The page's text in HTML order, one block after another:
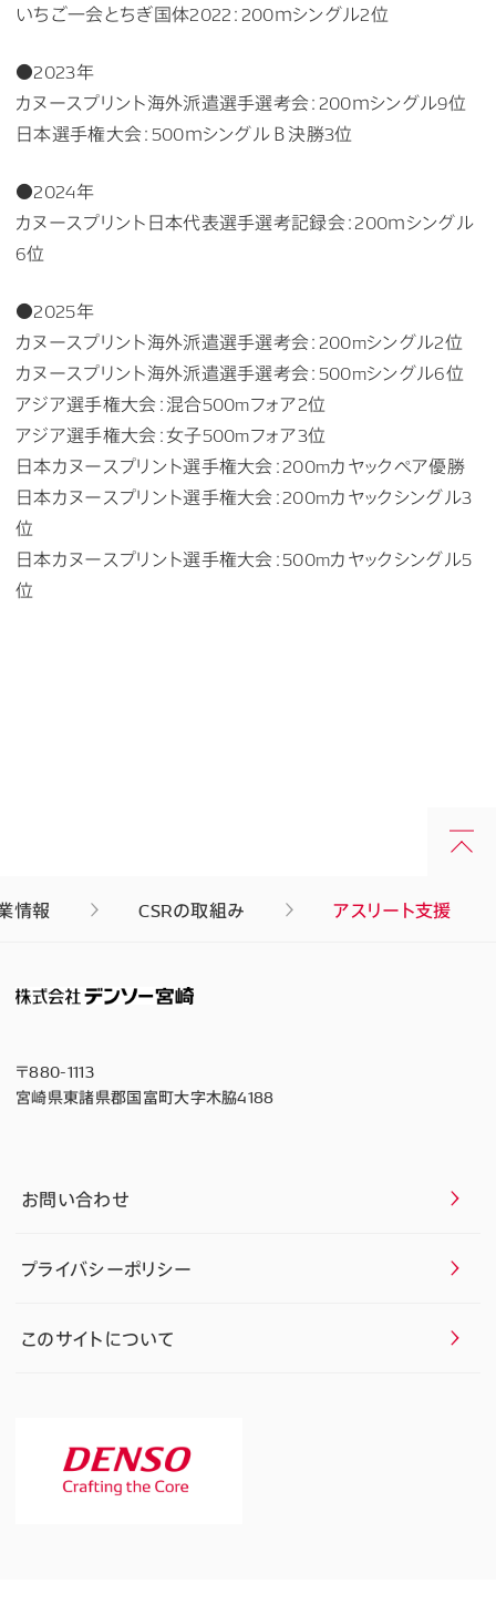
いちご一会とちぎ国体2022：200ｍシングル2位
●2023年
カヌースプリント海外派遣選手選考会：200ｍシングル9位
日本選手権大会：500ｍシングルＢ決勝3位
●2024年
カヌースプリント日本代表選手選考記録会：200ｍシングル
6位
●2025年
カヌースプリント海外派遣選手選考会：200mシングル2位
カヌースプリント海外派遣選手選考会：500mシングル6位
アジア選手権大会：混合500mフォア2位
アジア選手権大会：女子500mフォア3位
日本カヌースプリント選手権大会：200mカヤックペア優勝
日本カヌースプリント選手権大会：200mカヤックシングル3
位
日本カヌースプリント選手権大会：500mカヤックシングル5
位
情報 CSRの取組み アスリート支援
〒880-1113
宮崎県東諸県郡国富町大字木脇4188
お問い合わせ
プライバシーポリシー
このサイトについて